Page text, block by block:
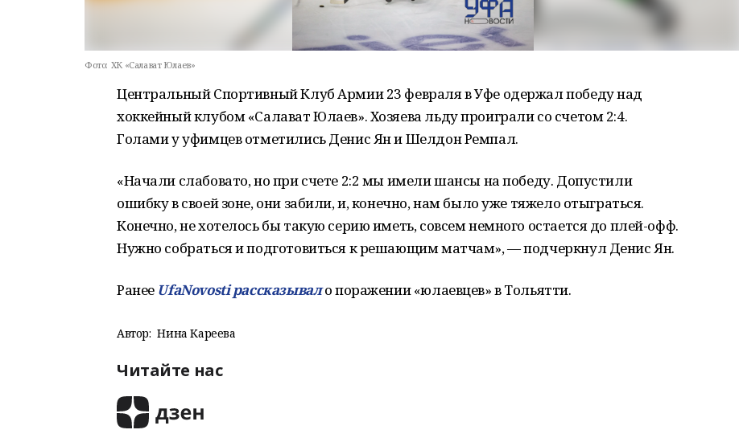
Фото: ХК «Салават Юлаев»
Центральный Спортивный Клуб Армии 23 февраля в Уфе одержал победу над
хоккейный клубом «Салават Юлаев». Хозяева льду проиграли со счетом 2:4.
Голами у уфимцев отметились Денис Ян и Шелдон Ремпал.
«Начали слабовато, но при счете 2:2 мы имели шансы на победу. Допустили
ошибку в своей зоне, они забили, и, конечно, нам было уже тяжело отыграться.
Конечно, не хотелось бы такую серию иметь, совсем немного остается до плей-офф.
Нужно собраться и подготовиться к решающим матчам», — подчеркнул Денис Ян.
Ранее UfaNovosti рассказывало поражении «юлаевцев» в Тольятти.
Автор: Нина Кареева
Читайте нас